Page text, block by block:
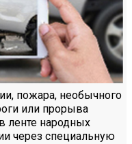
пожара, необычного
или прорыва
ленте народных
через специальную